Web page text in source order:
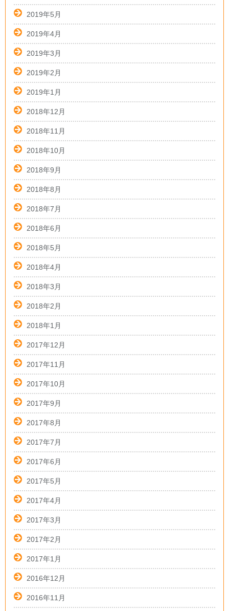
2019年5月
2019年4月
2019年3月
2019年2月
2019年1月
2018年12月
2018年11月
2018年10月
2018年9月
2018年8月
2018年7月
2018年6月
2018年5月
2018年4月
2018年3月
2018年2月
2018年1月
2017年12月
2017年11月
2017年10月
2017年9月
2017年8月
2017年7月
2017年6月
2017年5月
2017年4月
2017年3月
2017年2月
2017年1月
2016年12月
2016年11月